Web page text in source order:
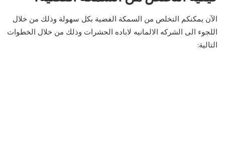
الآن يمكنكم التخلص من السمكة الفضية بكل سهولة وذلك من خلال
اللجوء الى الشركه الالمانيه لاباده الحشرات وذلك من خلال الخطوات
التالية: